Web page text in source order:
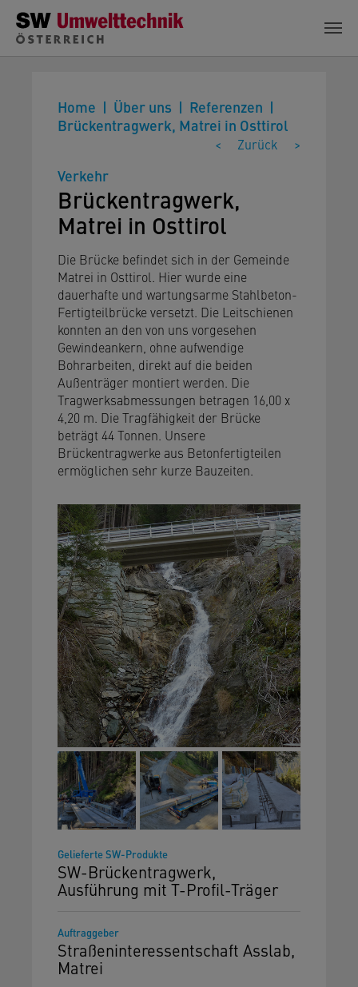
Zum Hauptinhalt springen
Home Über uns
Referenzen
Brückentragwerk, Matrei in Osttirol
< Zurück >
Verkehr
Brückentragwerk,
Matrei in Osttirol
Die Brücke befindet sich in der Gemeinde
Matrei in Osttirol. Hier wurde eine
dauerhafte und wartungsarme Stahlbeton-
Fertigteilbrücke versetzt. Die Leitschienen
konnten an den von uns vorgesehen
Gewindeankern, ohne aufwendige
Bohrarbeiten, direkt auf die beiden
Außenträger montiert werden. Die
Tragwerksabmessungen betragen 16,00 x
4,20 m. Die Tragfähigkeit der Brücke
beträgt 44 Tonnen. Unsere
Brückentragwerke aus Betonfertigteilen
ermöglichen sehr kurze Bauzeiten.
Gelieferte SW-Produkte
SW-Brückentragwerk,
Ausführung mit T-Profil-Träger
Auftraggeber
Straßeninteressentschaft Asslab,
Matrei